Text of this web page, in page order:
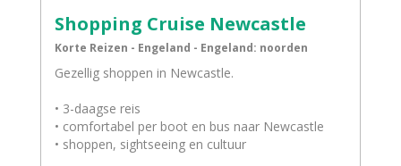
Shopping Cruise Newcastle
Korte Reizen - Engeland - Engeland: noorden
Gezellig shoppen in Newcastle.
• 3-daagse reis
• comfortabel per boot en bus naar Newcastle
• shoppen, sightseeing en cultuur